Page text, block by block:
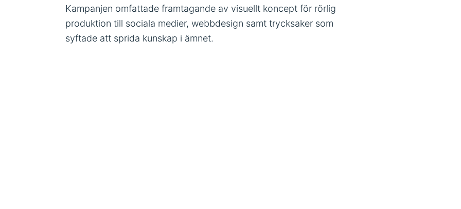
Kampanjen omfattade framtagande av visuellt koncept för rörlig
produktion till sociala medier, webbdesign samt trycksaker som
syftade att sprida kunskap i ämnet.